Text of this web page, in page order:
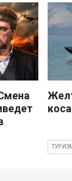
коса